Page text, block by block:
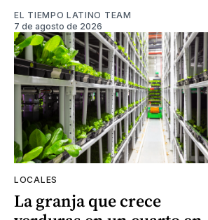
EL TIEMPO LATINO TEAM
7 de agosto de 2026
LOCALES
La granja que crece